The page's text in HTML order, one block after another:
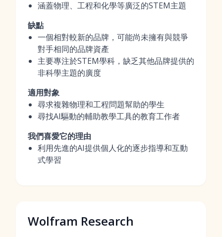
涵蓋物理、工程和化學等廣泛的STEM主題
缺點
一個相對較新的品牌，可能尚未擁有與競爭
對手相同的品牌資產
主要專注於STEM學科，缺乏其他品牌提供的
非科學主題的廣度
適用對象
尋求複雜物理和工程問題幫助的學生
尋找AI驅動的輔助教學工具的教育工作者
我們喜愛它的理由
利用先進的AI提供個人化的逐步指導和互動
式學習
Wolfram Research